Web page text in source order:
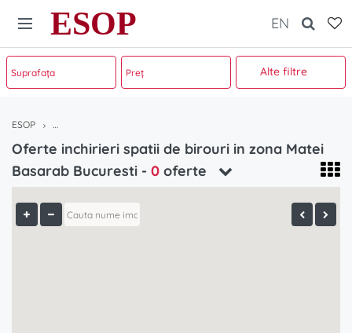
ESOP EN
Alte filtre
ESOP Oferte inchirieri spatii de birouri in zona Matei Basarab Bucuresti
Oferte inchirieri spatii de birouri in zona Matei
Basarab Bucuresti - 0 oferte